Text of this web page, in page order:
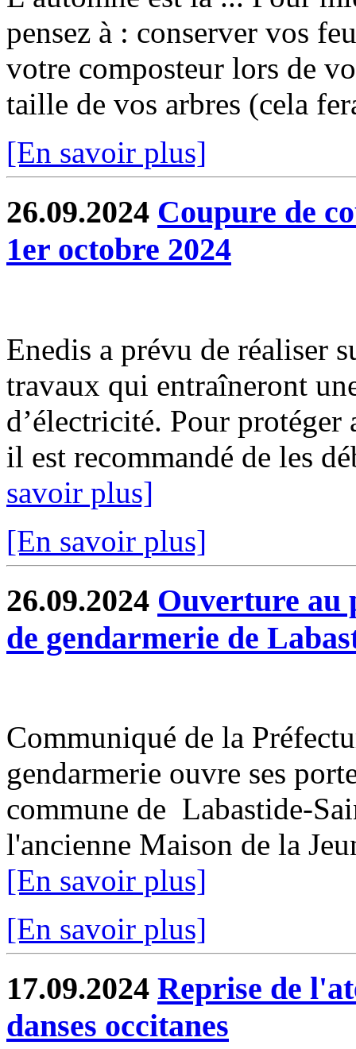
pensez à : conserver vos
votre composteur lors de
taille de vos arbres (cela
[En savoir plus]
26.09.2024 Coupure de
1er octobre 2024
Enedis a prévu de réaliser
travaux qui entraîneront
d’électricité. Pour protéger
il est recommandé de les
savoir plus]
[En savoir plus]
26.09.2024 Ouverture au
de gendarmerie de
Communiqué de la
gendarmerie ouvre ses
commune de Labastide-
l'ancienne Maison de la
[En savoir plus]
[En savoir plus]
17.09.2024 Reprise de
danses occitanes